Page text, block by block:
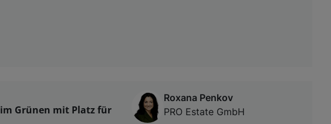
Grünen mit Platz für
Roxana Penkov
PRO Estate GmbH